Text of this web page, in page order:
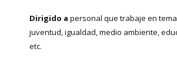
Dirigido a personal que trabaje en
juventud, igualdad, medio ambiente,
etc.